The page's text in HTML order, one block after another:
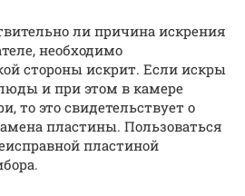
ли причина искрения
необходимо
стороны искрит. Если искры
и при этом в камере
то это свидетельствует о
пластины. Пользоваться
пластиной